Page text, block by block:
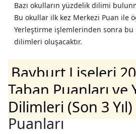
Bazı okulların yüzdelik dilimi
Bu okullar ilk kez Merkezi Puan ile
Yerleştirme işlemlerinden sonra bu
dilimleri oluşacaktır.
Bayburt Liseleri
Taban Puanları ve
Dilimleri (Son 3 Yıl)
Puanları